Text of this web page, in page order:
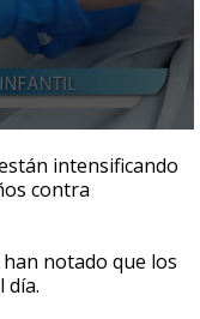
intensificando
contra
notado que los
día.